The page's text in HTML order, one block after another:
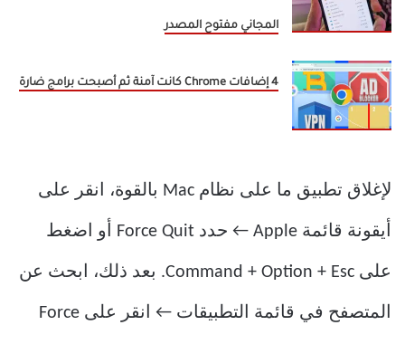
المجاني مفتوح المصدر
4 إضافات Chrome كانت آمنة ثم أصبحت برامج ضارة
لإغلاق تطبيق ما على نظام Mac بالقوة، انقر على
أيقونة قائمة Apple ← حدد Force Quit أو اضغط
على Command + Option + Esc. بعد ذلك، ابحث عن
المتصفح في قائمة التطبيقات ← انقر على Force